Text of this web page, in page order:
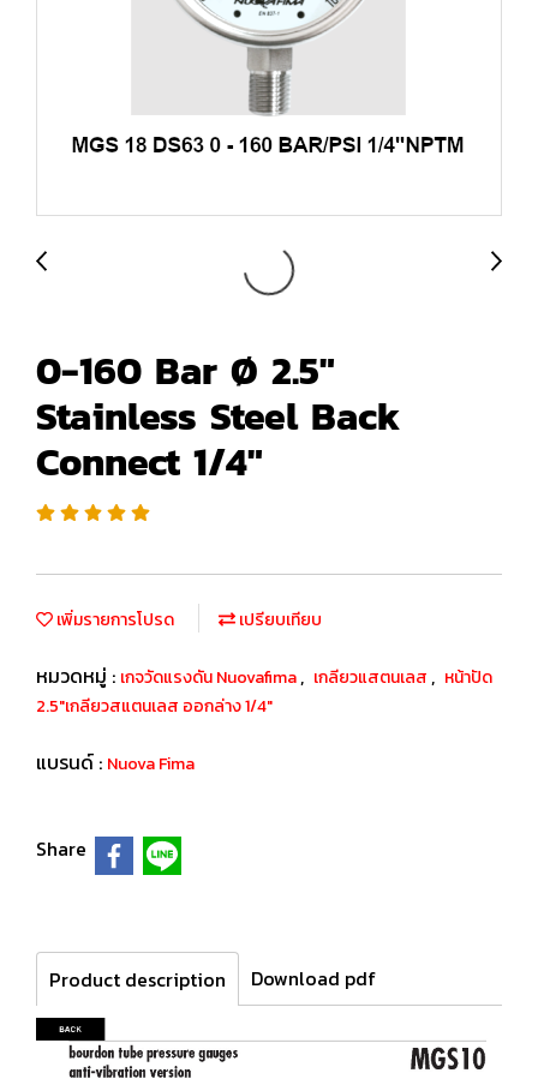
0-160 Bar Ø 2.5"
Stainless Steel Back
Connect 1/4"
เพิ่มรายการโปรด เปรียบเทียบ
หมวดหมู่ : เกจวัดแรงดัน Nuovafima, เกลียวแสตนเลส , หน้าปัด
2.5"เกลียวสแตนเลส ออกล่าง 1/4"
แบรนด์ : Nuova Fima
Share
Product description Download pdf